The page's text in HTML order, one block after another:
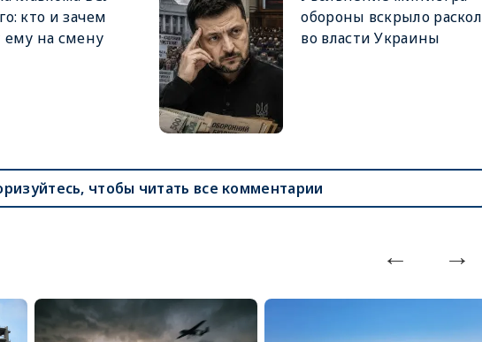
кто и зачем
ему на смену
обороны вскрыло раскол
во власти Украины
чтобы читать все комментарии